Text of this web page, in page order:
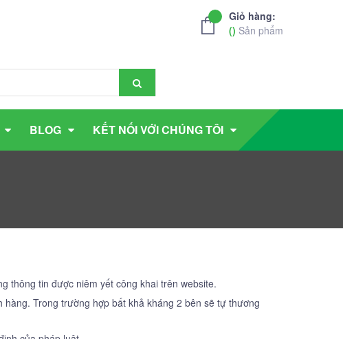
Giỏ hàng:
() Sản phẩm
BLOG KẾT NỐI VỚI CHÚNG TÔI
thông tin được niêm yết công khai trên website.
Trong trường hợp bất khả kháng 2 bên sẽ tự thương